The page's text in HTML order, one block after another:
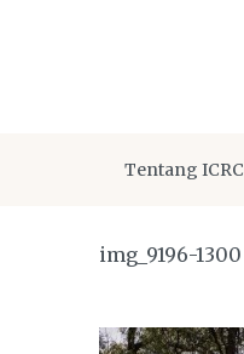
Tentang ICRC
img_9196-1300